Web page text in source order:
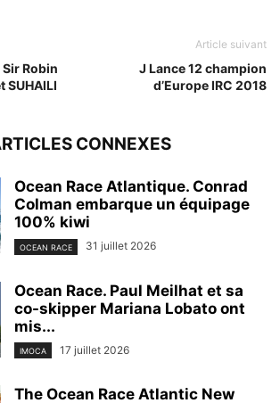
Robin
Article suivant
J Lance 12 champion
d’Europe IRC 2018
CONNEXES
Ocean Race Atlantique. Conrad
Colman embarque un équipage
100% kiwi
OCEAN RACE 31 juillet 2026
Ocean Race. Paul Meilhat et sa
co-skipper Mariana Lobato ont
mis...
IMOCA 17 juillet 2026
The Ocean Race Atlantic New